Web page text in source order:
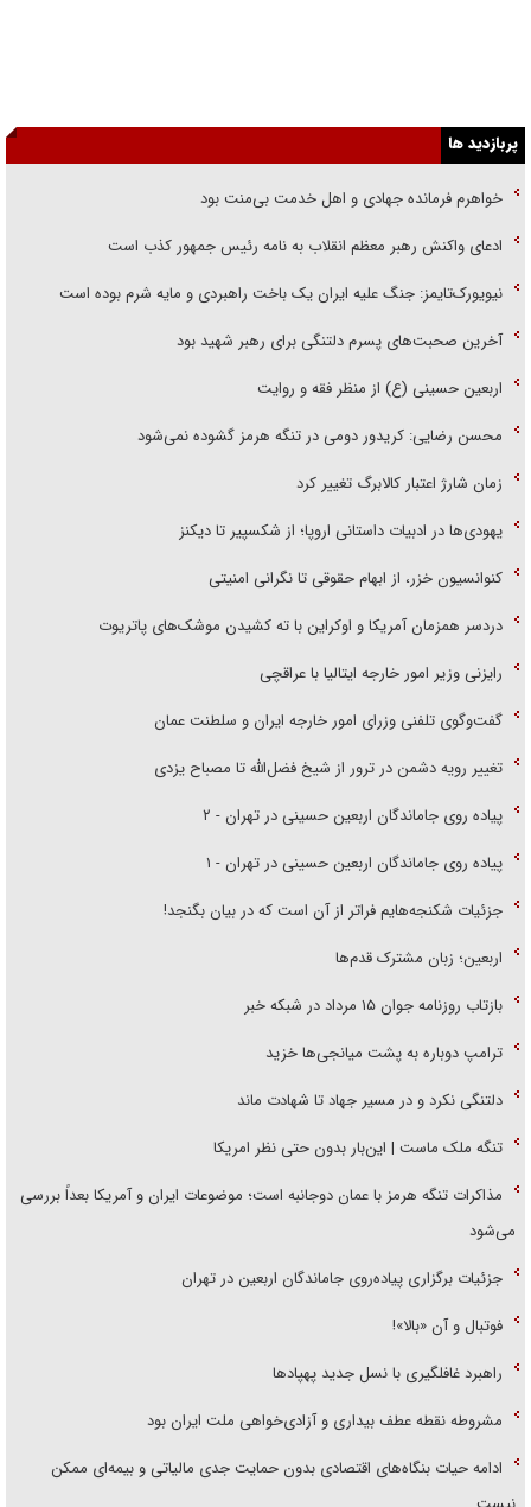
پربازدید ها
خواهرم فرمانده جهادی و اهل خدمت بی‌منت بود
ادعای واکنش رهبر معظم انقلاب به نامه رئیس جمهور کذب است
نیویورک‌تایمز: جنگ علیه ایران یک باخت راهبردی و مایه شرم بوده است
آخرین صحبت‌های پسرم دلتنگی برای رهبر شهید بود
اربعین حسینی (ع) از منظر فقه و روایت
محسن رضایی: کریدور دومی در تنگه هرمز گشوده نمی‌شود
زمان شارژ اعتبار کالابرگ تغییر کرد
یهودی‌ها در ادبیات داستانی اروپا؛ از شکسپیر تا دیکنز
کنوانسیون خزر، از ابهام حقوقی تا نگرانی امنیتی
دردسر همزمان آمریکا و اوکراین با ته کشیدن موشک‌های پاتریوت
رایزنی وزیر امور خارجه ایتالیا با عراقچی
گفت‌وگوی تلفنی وزرای امور خارجه ایران و سلطنت عمان
تغییر رویه دشمن در ترور از شیخ فضل‌الله تا مصباح یزدی
پیاده روی جاماندگان اربعین حسینی در تهران - ۲
پیاده روی جاماندگان اربعین حسینی در تهران - ۱
جزئیات شکنجه‌هایم فراتر از آن است که در بیان بگنجد!
اربعین؛ زبان مشترک قدم‌ها
بازتاب روزنامه جوان ۱۵ مرداد در شبکه خبر
ترامپ دوباره به پشت میانجی‌ها خزید
دلتنگی نکرد و در مسیر جهاد تا شهادت ماند
تنگه ملک ماست | این‌بار بدون حتی نظر امریکا
مذاکرات تنگه هرمز با عمان دوجانبه است؛ موضوعات ایران و آمریکا بعداً بررسی
می‌شود
جزئیات برگزاری پیاده‌روی جاماندگان اربعین در تهران
فوتبال و آن «بالا»!
راهبرد غافلگیری با نسل جدید پهپاد‌ها
مشروطه نقطه عطف بیداری و آزادی‌خواهی ملت ایران بود
ادامه حیات بنگاه‌های اقتصادی بدون حمایت جدی مالیاتی و بیمه‌ای ممکن